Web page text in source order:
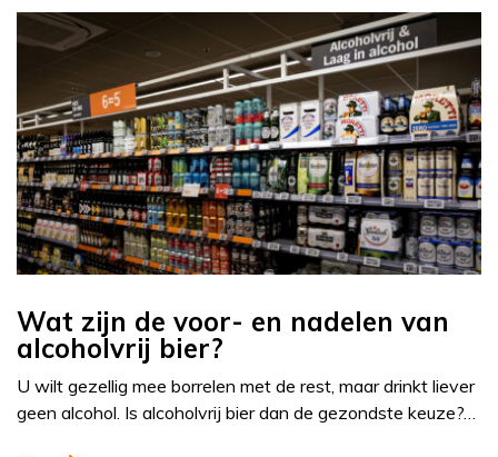
Wat zijn de voor- en nadelen van
alcoholvrij bier?
U wilt gezellig mee borrelen met de rest, maar drinkt liever
geen alcohol. Is alcoholvrij bier dan de gezondste keuze?…